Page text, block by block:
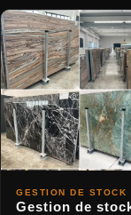
GESTION DE STOCK
Gestion de